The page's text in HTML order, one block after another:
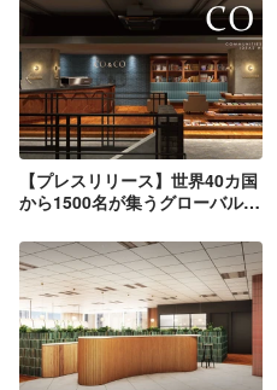
【プレスリリース】世界40カ国
から1500名が集うグローバルラ
Co&Co” が、国際都市・京都に
進出！